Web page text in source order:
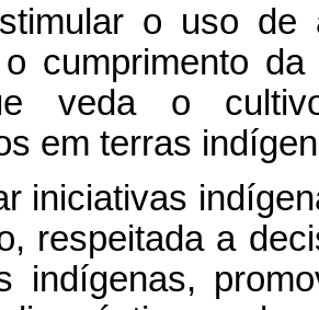
o uso de
o cumprimento
veda o
em terras
iniciativas
respeitada a
indígenas,